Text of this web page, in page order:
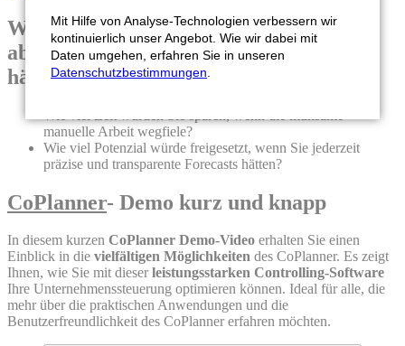
Was wäre, wenn Sie schon morgen
absolute Klarheit über Ihre Finanzlage
hätten?
manuelle Arbeit wegfiele?
Wie viel Potenzial würde freigesetzt, wenn Sie jederzeit
präzise und transparente Forecasts hätten?
CoPlanner- Demo kurz und knapp
In diesem kurzen CoPlanner Demo-Video erhalten Sie einen
Einblick in die vielfältigen Möglichkeiten des CoPlanner. Es zeigt
Ihnen, wie Sie mit dieserleistungsstarken Controlling-Software
Ihre Unternehmenssteuerung optimieren können. Ideal für alle, die
mehr über die praktischen Anwendungen und die
Benutzerfreundlichkeit des CoPlanner erfahren möchten.
Mit Hilfe von Analyse-Technologien verbessern wir
kontinuierlich unser Angebot. Wie wir dabei mit
Daten umgehen, erfahren Sie in unseren
Datenschutzbestimmungen